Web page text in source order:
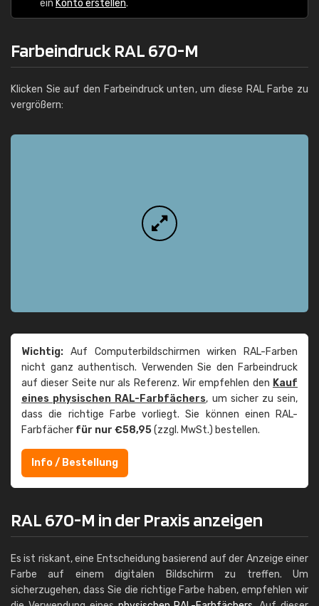
ein Konto erstellen.
Farbeindruck RAL 670-M
Klicken Sie auf den Farbeindruck unten, um diese RAL Farbe zu
vergrößern:
Wichtig: Auf Computerbildschirmen wirken RAL-Farben
nicht ganz authentisch. Verwenden Sie den Farbeindruck
auf dieser Seite nur als Referenz. Wir empfehlen den Kauf
eines physischen RAL-Farbfächers, um sicher zu sein,
dass die richtige Farbe vorliegt. Sie können einen RAL-
Farbfächer für nur €58,95(zzgl. MwSt.) bestellen.
Info / Bestellung
RAL 670-M in der Praxis anzeigen
Es ist riskant, eine Entscheidung basierend auf der Anzeige einer
Farbe auf einem digitalen Bildschirm zu treffen. Um
sicherzugehen, dass Sie die richtige Farbe haben, empfehlen wir